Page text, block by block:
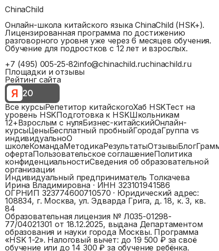
ChinaChild
Онлайн-школа китайского языка ChinaChild (HSK+).
Лицензированная программа по достижению
разговорного уровня уже через 6 месяцев обучения.
Обучение для подростков с 12 лет и взрослых.
+7 (495) 005-25-82info@chinachild.ruchinachild.ru
Площадки и отзывы
Рейтинг сайта
Я 20
Все курсыРепетитор китайскогоХаб HSKТест на
уровень HSKПодготовка к HSKШкольникам
12+Взрослым с нуляБизнес-китайскийОнлайн-
курсыЦеныБесплатный пробныйГородаГруппа vs
индивидуальноО
школеКомандаМетодикаРезультатыОтзывыБлог
офертаПользовательское соглашениеПолитика
конфиденциальностиСведения об образовательной
организации
Индивидуальный предприниматель Толкачева
Ирина Владимировна· ИНН323101941586
ОГРНИП 323774600710570 · Юридический адрес:
108834, г. Москва, ул. Эдварда Грига, д. 18, к. 3, кв.
84
Образовательная лицензия № Л035-01298-
77/04021301 от 18.12.2025, выдана Департаментом
образования и науки города Москвы. Программа
«HSK 1-2». Налоговый вычет: до 19 500 ₽ за своё
обучение или до 14 300 ₽ за обучение ребёнка.